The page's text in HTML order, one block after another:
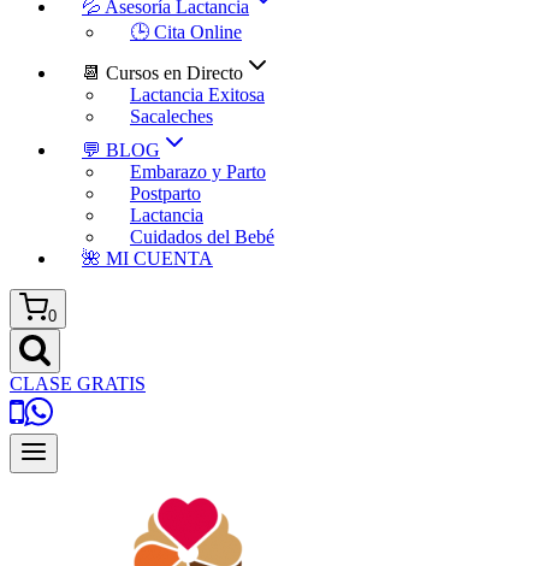
💦 Asesoría Lactancia
🕒 Cita Online
📆 Cursos en Directo
Lactancia Exitosa
Sacaleches
💬 BLOG
Embarazo y Parto
Postparto
Lactancia
Cuidados del Bebé
🌺 MI CUENTA
0
CLASE GRATIS